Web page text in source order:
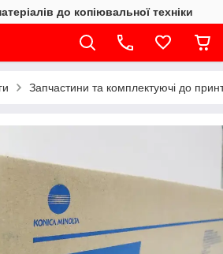
до копіювальної техніки
Запчастини та комплектуючі до